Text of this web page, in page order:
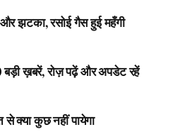
झटका, रसोई गैस हुई महँगी
बड़ी ख़बरें, रोज़ पढ़ें और अपडेट रहें
क्या कुछ नहीं पायेगा